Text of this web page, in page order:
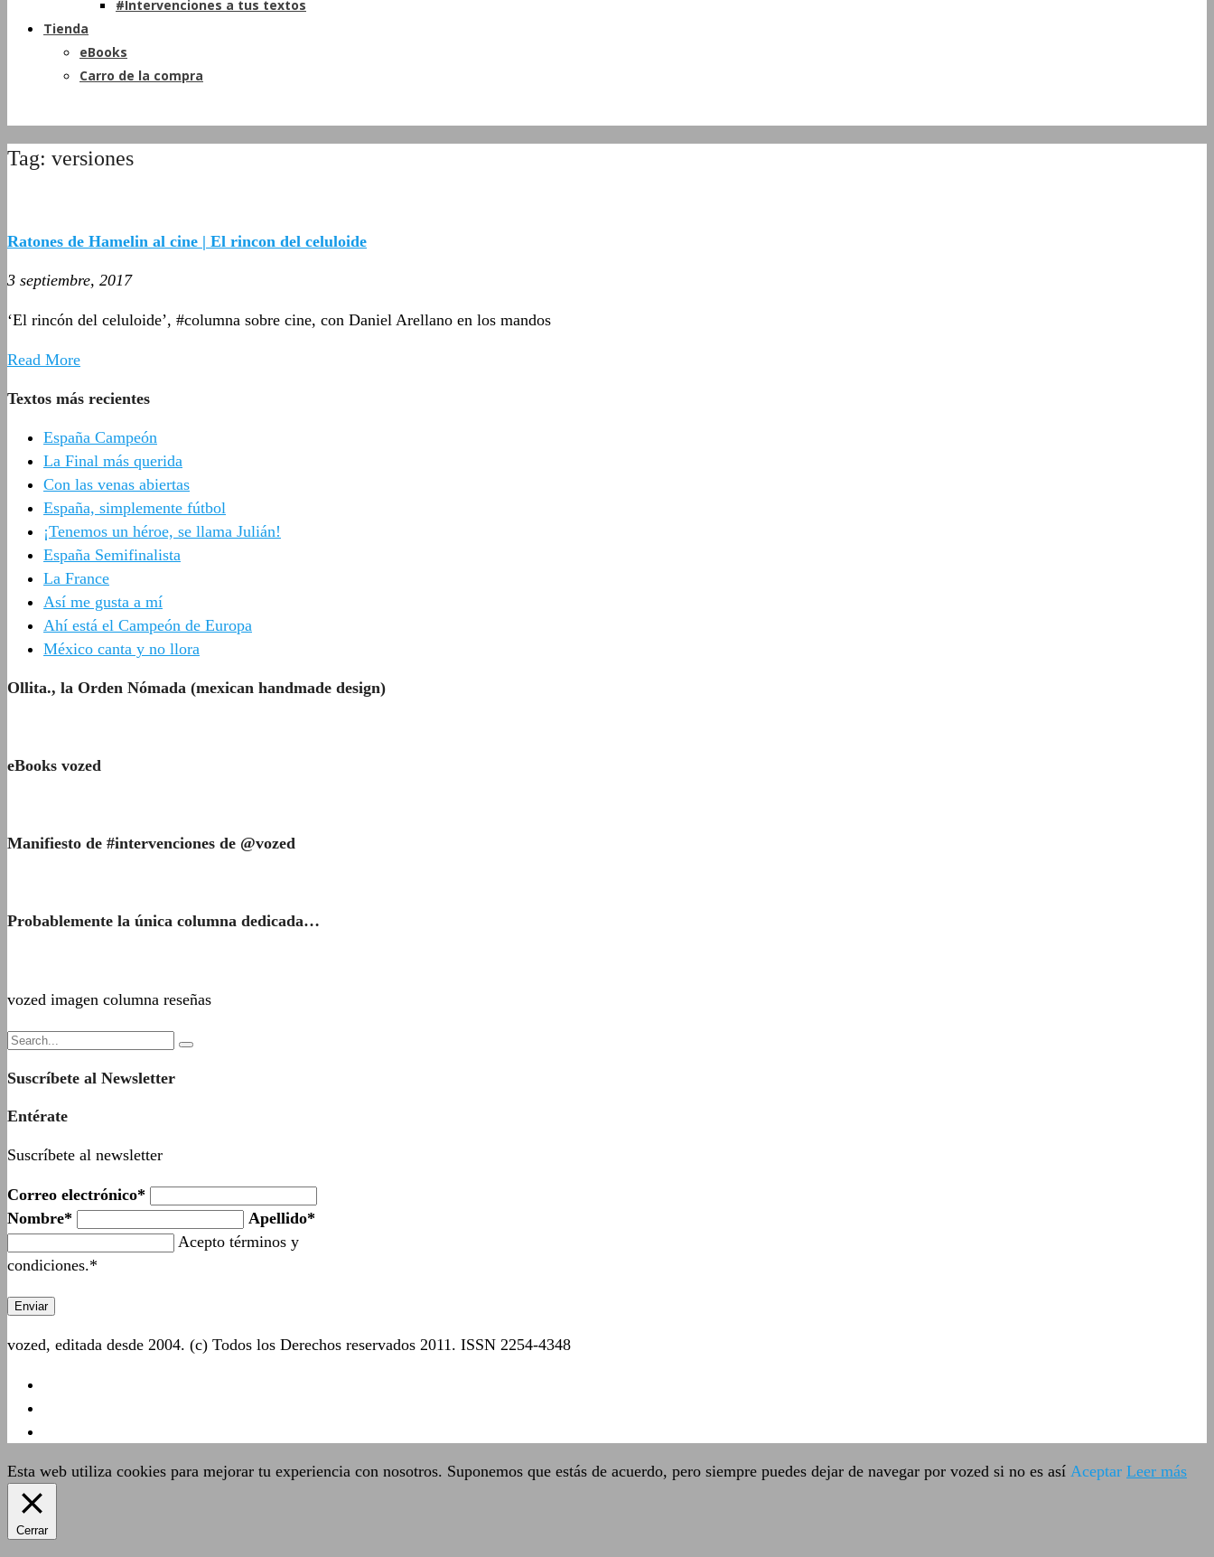
#Intervenciones a tus textos
Tienda
eBooks
Carro de la compra
Tag: versiones
Ratones de Hamelin al cine | El rincon del celuloide
3 septiembre, 2017
‘El rincón del celuloide’, #columna sobre cine, con Daniel Arellano en los mandos
Read More
Textos más recientes
España Campeón
La Final más querida
Con las venas abiertas
España, simplemente fútbol
¡Tenemos un héroe, se llama Julián!
España Semifinalista
La France
Así me gusta a mí
Ahí está el Campeón de Europa
México canta y no llora
Ollita., la Orden Nómada (mexican handmade design)
eBooks vozed
Manifiesto de #intervenciones de @vozed
Probablemente la única columna dedicada…
vozed imagen columna reseñas
Suscríbete al Newsletter
Entérate
Suscríbete al newsletter
Correo electrónico*
Nombre*
Apellido*
Acepto términos y
condiciones.*
vozed, editada desde 2004. (c) Todos los Derechos reservados 2011. ISSN 2254-4348
Esta web utiliza cookies para mejorar tu experiencia con nosotros. Suponemos que estás de acuerdo, pero siempre puedes dejar de navegar por vozed si no es así Aceptar Leer más
Cerrar